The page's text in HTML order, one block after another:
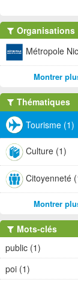
Organisations
Métropole
Montrer
Thématiques
Tourisme (1)
Culture (1)
Citoyenneté
Montrer
Mots-clés
public (1)
poi (1)